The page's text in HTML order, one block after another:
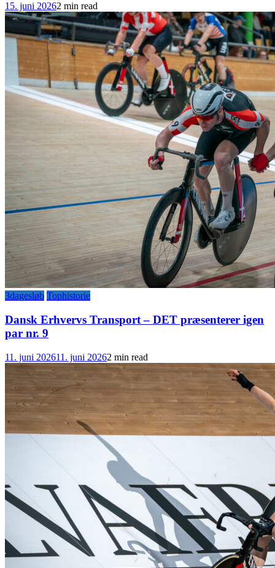
15. juni 20262 min read
3dagesløb Tophistorie
Dansk Erhvervs Transport – DET præsenterer igen
par nr. 9
11. juni 202611. juni 20262 min read